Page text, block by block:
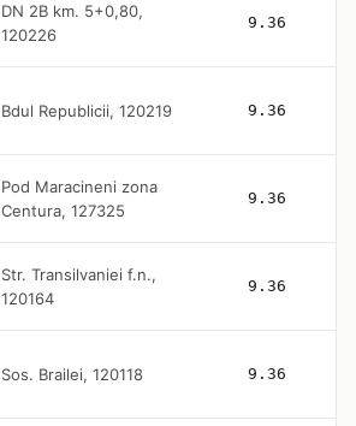
DN 2B km. 5+0,80,
120226
9.36
Bdul Republicii, 120219 9.36
Pod Maracineni zona
Centura, 127325
9.36
Str. Transilvaniei f.n.,
120164
9.36
Sos. Brailei, 120118 9.36